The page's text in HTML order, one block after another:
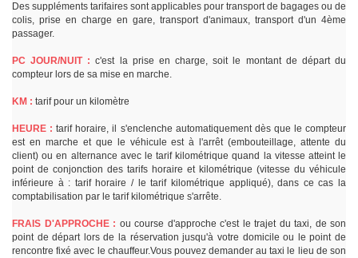
Des suppléments tarifaires sont applicables pour transport de bagages ou de
colis, prise en charge en gare, transport d'animaux, transport d'un 4ème
passager.
PC JOUR/NUIT : c'est la prise en charge, soit le montant de départ du
compteur lors de sa mise en marche.
KM : tarif pour un kilomètre
HEURE : tarif horaire, il s'enclenche automatiquement dès que le compteur
est en marche et que le véhicule est à l'arrêt (embouteillage, attente du
client) ou en alternance avec le tarif kilométrique quand la vitesse atteint le
point de conjonction des tarifs horaire et kilométrique (vitesse du véhicule
inférieure à : tarif horaire / le tarif kilométrique appliqué), dans ce cas la
comptabilisation par le tarif kilométrique s'arrête.
FRAIS D'APPROCHE : ou course d'approche c'est le trajet du taxi, de son
point de départ lors de la réservation jusqu'à votre domicile ou le point de
rencontre fixé avec le chauffeur.Vous pouvez demander au taxi le lieu de son